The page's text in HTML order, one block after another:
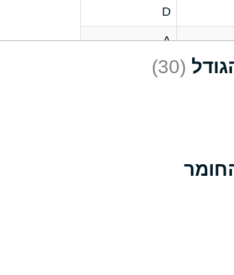
D
A
D (30)